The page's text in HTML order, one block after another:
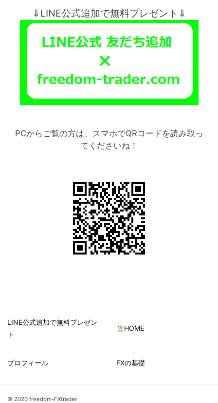
⇓LINE公式追加で無料プレゼント⇓
PCからご覧の方は、スマホでQRコードを読み取っ
てくださいね！
LINE公式追加で無料プレゼン
ト
HOME
プロフィール FXの基礎
© 2020 freedom-FXtrader